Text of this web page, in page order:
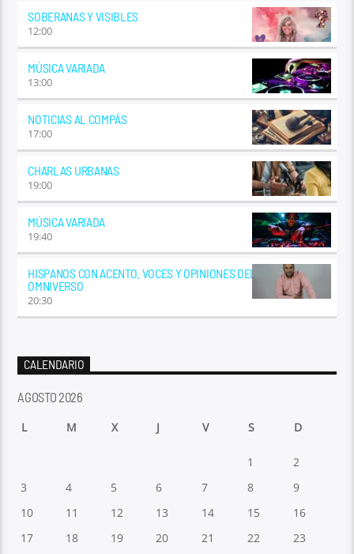
SOBERANAS Y VISIBLES
12:00
MÚSICA VARIADA
13:00
NOTICIAS AL COMPÁS
17:00
CHARLAS URBANAS
19:00
MÚSICA VARIADA
19:40
HISPANOS CON ACENTO. VOCES Y OPINIONES DEL
OMNIVERSO
20:30
CALENDARIO
AGOSTO 2026
L M X J V S D
1
2
3
4 5 6 7 8
9
10
11 12 13 14 15
16
17
18 19 20 21 22
23